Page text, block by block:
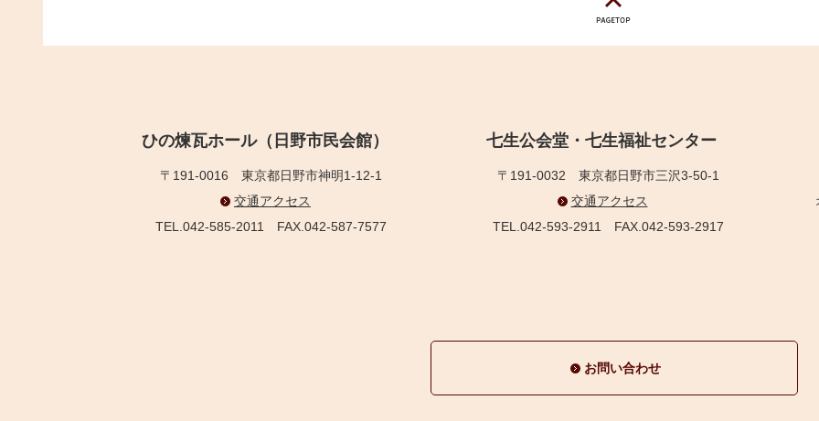
ひの煉瓦ホール（日野市民会館）
〒191-0016 東京都日野市神明1-12-1
交通アクセス
TEL.042-585-2011 FAX.042-587-7577
七生公会堂・七生福祉センター
〒191-0032 東京都日野市三沢3-50-1
交通アクセス
TEL.042-593-2911 FAX.042-593-2917
お問い合わせ